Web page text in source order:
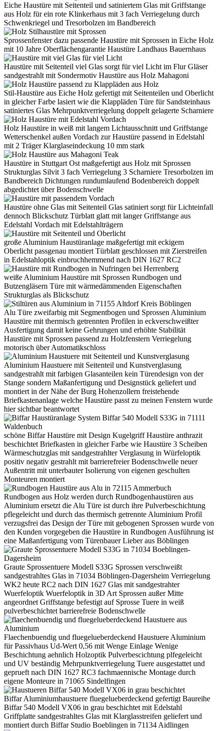
Eiche Haustüre mit Seitenteil und satiniertem Glas mit Griffstange
aus Holz für ein rote Klinkerhaus mit 3 fach Verriegelung durch
Schwenkriegel und Tresorbolzen im Bandbereich
Sprossenfenster dazu passende Haustüre mit Sprossen in Eiche Holz
mit 10 Jahre Oberflächengarantie Haustüre Landhaus Bauernhaus
Haustüre mit Seitenteil viel Glas sorgt für viel Licht im Flur Gläser
sandgestrahlt mit Sondermotiv Haustüre aus Holz Mahagoni
Stil-Haustüre aus Eiche Holz gefertigt mit Seitenteilen und Oberlicht
in gleicher Farbe lasiert wie die Klappläden Türe für Sandsteinhaus
satiniertes Glas Mehrpunktverriegelung doppelt gelagerte Scharniere
Holz Haustüre in weiß mit langem Lichtausschnitt und Griffstange
Wetterschenkel außen Vordach zur Haustüre passend in Edelstahl
mit 2 Träger Klarglaseindeckung 10 mm stark
Haustüre in Stuttgart Ost maßgefertigt aus Holz mit Sprossen
Strukturglas Silvit 3 fach Verriegelung 3 Scharniere Tresorbolzen im
Bandbereich Dichtungen rundumlaufend Bodenbereich doppelt
abgedichtet über Bodenschwelle
Haustüre ohne Glas mit Seitenteil Glas satiniert sorgt für Lichteinfall
dennoch Blickschutz Türblatt glatt mit langer Griffstange aus
Edelstahl Vordach mit Edelstahlträgern
große Aluminium Haustüranlage maßgefertigt mit eckigem
Oberlicht passgenau montiert Türblatt geschlossen mit Zierstreifen
in Edelstahloptik einbruchhemmend nach DIN 1627 RC2
weiße Aluminium Haustüre mit Sprossen Rundbogen und
Butzengläsern Türe mit wärmedämmenden Eigenschaften
Strukturglas als Blickschutz
Alu Türe zweifarbig mit Segmentbogen und Sprossen Aluminium
Haustüre mit thermisch getrennten Profilen in eckverschweißter
Ausfertigung damit keine Gehrungen und erhöhte Stabilität
Haustüre mit Sprossen passend zu Holzfenstern Verriegelung
motorisch über Automatikschloss
Aluminium Haustuere mit Seitenteil und Kunstverglasung
sandgestrahlt mit farbigen Glasanteilen kein Türendesign von der
Stange sondern Maßanfertigung und Designstück geliefert und
montiert in der Nähe der Burg Hohenzollern freistehende
Briefkastenanlage welche Haustüre passt zu meinen Fenstern wurde
hier sichtbar beantwortet
schöne Biffar Haustüre mit Design Kugelgriff Haustüre anthrazit
beschichtet Briefkasten in gleicher Farbe wie Haustüre 3 Scheiben
Wärmeschutzglas mit sandgestrahlter Verglasung in Würfeloptik
positiv negativ gestrahlt mit barrierefreier Bodenschwelle neuer
Außentritt mit unterbauter Isolierung von eigenen geschulten
Monteuren montiert
Rundbogen aus Holz werden durch Rundbogenhaustüren aus
Aluminium ersetzt die Alu Türe ist durch ihre Pulverbeschichtung
pflegeleicht und durch das thermisch getrennte Aluminium Profil
verzugsfrei das Design der Türe mit gebogenen Sprossen wurde von
den Kunden vorgegeben die Haustüre in Rundbogen Ausführung ist
eine Maßanfertigung vom Türenbauer Lieber aus Böblingen
Graute Sprossentuere Modell S33G Sprossen verschweißt
sandgestrahltes Glas in 71034 Böblingen-Dagersheim Verriegelung
WK2 heute RC2 nach DIN 1627 Glas mit sandgestrahter
Wuerfeloptik Wuerfeloptik in 3D Art Sprossen außer Mitte
angeordnet Griffstange befestigt auf Sprosse Tuere in weiß
pulverbeschichtet barrierefreie Bodenschwelle
Flaechenbuendig und fluegelueberdeckend Haustuere Aluminium
für Passivhaus Ud-Wert 0,56 mit Wenge Einlage Wenige
Beschichtung aehnlich Holzoptik Pulverbescichtung plfegeleicht
und UV beständig Mehrpunktverriegelung Tuere ausgestattet und
geprueft nach DIN 1627 RC3 fachmaennische Montage durch
eigene Monteure in 71065 Sindelfingen
Biffar Aluminiumhaustuere fluegelueberdeckend gefertigt Baureihe
Biffar 540 Modell VX06 in grau beschichtet mit Edelstahl
Griffplatte sandgestrahltes Glas mit Klarglasstreifen geliefert und
montiert durch Biffar Studio Boeblingen in 71134 Aidlingen